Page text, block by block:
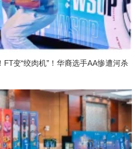
FT变“绞肉机”！华裔选手AA惨遭河杀